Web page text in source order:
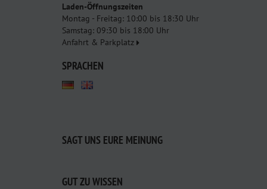
Laden-Öffnungszeiten
Montag - Freitag: 10:00 bis 18:30 Uhr
Samstag: 09:30 bis 18:00 Uhr
Anfahrt & Parkplatz
SPRACHEN
SAGT UNS EURE MEINUNG
GUT ZU WISSEN